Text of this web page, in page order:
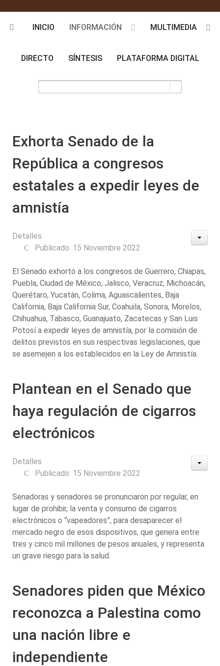
INICIO INFORMACIÓN MULTIMEDIA
DIRECTO SÍNTESIS PLATAFORMA DIGITAL
Exhorta Senado de la
República a congresos
estatales a expedir leyes de
amnistía
Detalles
Publicado: 15 Noviembre 2022
El Senado exhortó a los congresos de Guerrero, Chiapas,
Puebla, Ciudad de México, Jalisco, Veracruz, Michoacán,
Querétaro, Yucatán, Colima, Aguascalientes, Baja
California, Baja California Sur, Coahuila, Sonora, Morelos,
Chihuahua, Tabasco, Guanajuato, Zacatecas y San Luis
Potosí a expedir leyes de amnistía, por la comisión de
delitos previstos en sus respectivas legislaciones, que
se asemejen a los establecidos en la Ley de Amnistía.
Plantean en el Senado que
haya regulación de cigarros
electrónicos
Detalles
Publicado: 15 Noviembre 2022
Senadoras y senadores se pronunciaron por regular, en
lugar de prohibir, la venta y consumo de cigarros
electrónicos o “vapeadores”, para desaparecer el
mercado negro de esos dispositivos, que genera entre
tres y cinco mil millones de pesos anuales, y representa
un grave riesgo para la salud.
Senadores piden que México
reconozca a Palestina como
una nación libre e
independiente